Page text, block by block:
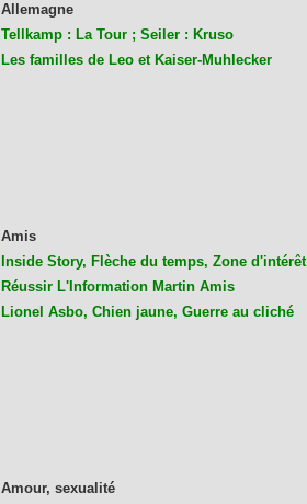
Allemagne
Tellkamp : La Tour ; Seiler : Kruso
Les familles de Leo et Kaiser-Muhlecker
Amis
Inside Story, Flèche du temps, Zone d'intérêt
Réussir L'Information Martin Amis
Lionel Asbo, Chien jaune, Guerre au cliché
Amour, sexualité